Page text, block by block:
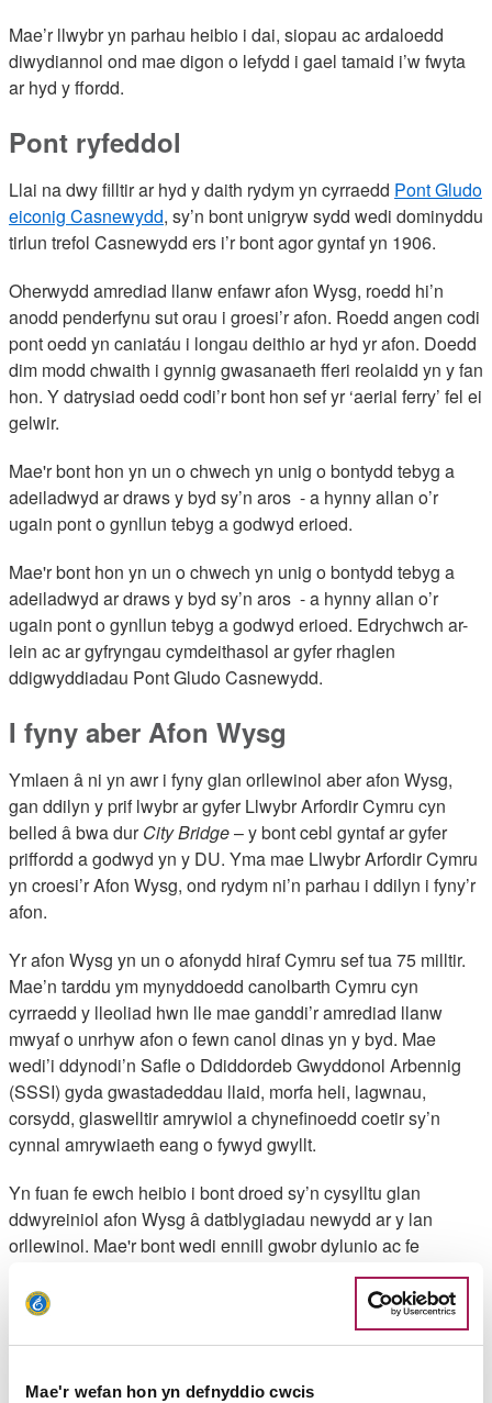
Mae'r wefan hon yn defnyddio cwcis
Mae’r llwybr yn parhau heibio i dai, siopau ac ardaloedd
diwydiannol ond mae digon o lefydd i gael tamaid i’w fwyta
ar hyd y ffordd.
Pont ryfeddol
Llai na dwy filltir ar hyd y daith rydym yn cyrraedd Pont Gludo
eiconig Casnewydd, sy’n bont unigryw sydd wedi dominyddu
tirlun trefol Casnewydd ers i’r bont agor gyntaf yn 1906.
Oherwydd amrediad llanw enfawr afon Wysg, roedd hi’n
anodd penderfynu sut orau i groesi’r afon. Roedd angen codi
pont oedd yn caniatáu i longau deithio ar hyd yr afon. Doedd
dim modd chwaith i gynnig gwasanaeth fferi reolaidd yn y fan
hon. Y datrysiad oedd codi’r bont hon sef yr ‘aerial ferry’ fel ei
gelwir.
Mae'r bont hon yn un o chwech yn unig o bontydd tebyg a
adeiladwyd ar draws y byd sy’n aros - a hynny allan o’r
ugain pont o gynllun tebyg a godwyd erioed.
Mae'r bont hon yn un o chwech yn unig o bontydd tebyg a
adeiladwyd ar draws y byd sy’n aros - a hynny allan o’r
ugain pont o gynllun tebyg a godwyd erioed. Edrychwch ar-
lein ac ar gyfryngau cymdeithasol ar gyfer rhaglen
ddigwyddiadau Pont Gludo Casnewydd.
I fyny aber Afon Wysg
Ymlaen â ni yn awr i fyny glan orllewinol aber afon Wysg,
gan ddilyn y prif lwybr ar gyfer Llwybr Arfordir Cymru cyn
belled â bwa durCityBridge– y bont cebl gyntaf ar gyfer
priffordd a godwyd yn y DU. Yma mae Llwybr Arfordir Cymru
yn croesi’r Afon Wysg, ond rydym ni’n parhau i ddilyn i fyny’r
afon.
Yr afon Wysg yn un o afonydd hiraf Cymru sef tua 75 milltir.
Mae’n tarddu ym mynyddoedd canolbarth Cymru cyn
cyrraedd y lleoliad hwn lle mae ganddi’r amrediad llanw
mwyaf o unrhyw afon o fewn canol dinas yn y byd. Mae
wedi’i ddynodi’n Safle o Ddiddordeb Gwyddonol Arbennig
(SSSI) gyda gwastadeddau llaid, morfa heli, lagwnau,
corsydd, glaswelltir amrywiol a chynefinoedd coetir sy’n
cynnal amrywiaeth eang o fywyd gwyllt.
Yn fuan fe ewch heibio i bont droed sy’n cysylltu glan
ddwyreiniol afon Wysg â datblygiadau newydd ar y lan
orllewinol. Mae'r bont wedi ennill gwobr dylunio ac fe
agorwyd y bont 100 mlynedd i'r diwrnod ar ôl agor y Bont
Gludo
Rhai dewisiadau eraill o ran llwybrau